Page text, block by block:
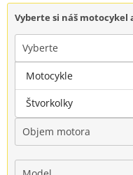
Vyberte si náš motocykel
Vyberte
Značka
Objem motora
Motocykle
Štvorkolky